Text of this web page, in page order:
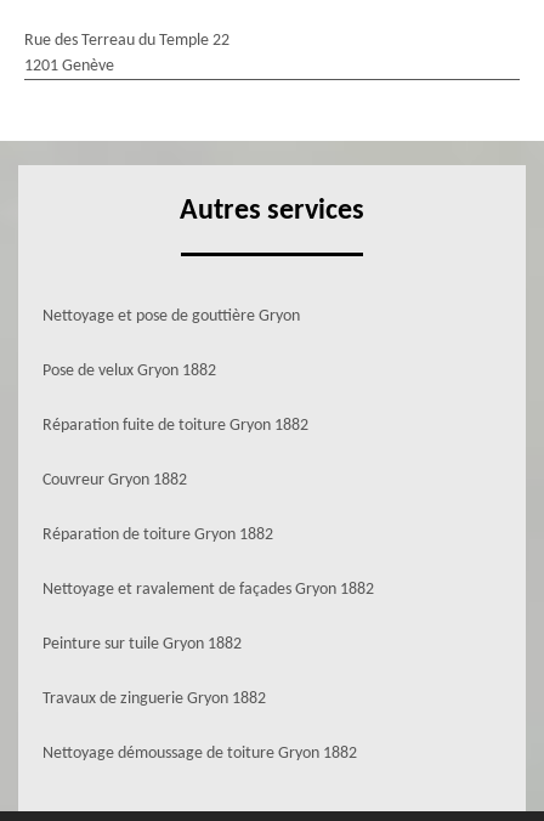
Rue des Terreau du Temple 22
1201 Genève
Autres services
Nettoyage et pose de gouttière Gryon
Pose de velux Gryon 1882
Réparation fuite de toiture Gryon 1882
Couvreur Gryon 1882
Réparation de toiture Gryon 1882
Nettoyage et ravalement de façades Gryon 1882
Peinture sur tuile Gryon 1882
Travaux de zinguerie Gryon 1882
Nettoyage démoussage de toiture Gryon 1882